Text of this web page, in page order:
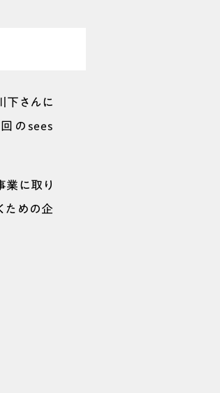
下さんに
のsees
業に取り
ための企